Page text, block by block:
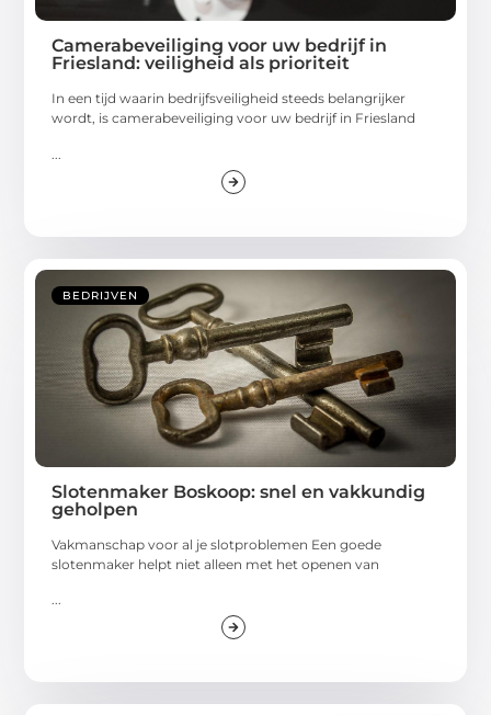
Camerabeveiliging voor uw bedrijf in
Friesland: veiligheid als prioriteit
In een tijd waarin bedrijfsveiligheid steeds belangrijker
wordt, is camerabeveiliging voor uw bedrijf in Friesland
BEDRIJVEN
Slotenmaker Boskoop: snel en vakkundig
geholpen
Vakmanschap voor al je slotproblemen Een goede
slotenmaker helpt niet alleen met het openen van
...